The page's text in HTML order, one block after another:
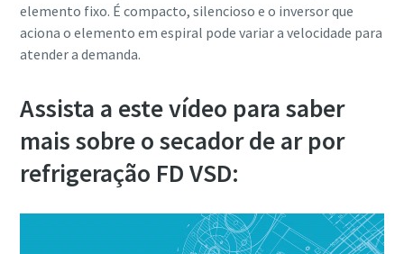
elemento fixo. É compacto, silencioso e o inversor que
aciona o elemento em espiral pode variar a velocidade para
atender a demanda.
Assista a este vídeo para saber
mais sobre o secador de ar por
refrigeração FD VSD: